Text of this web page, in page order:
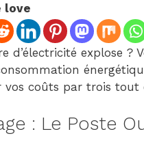
love
d’électricité explose ?
vos coûts par trois
: Le Poste